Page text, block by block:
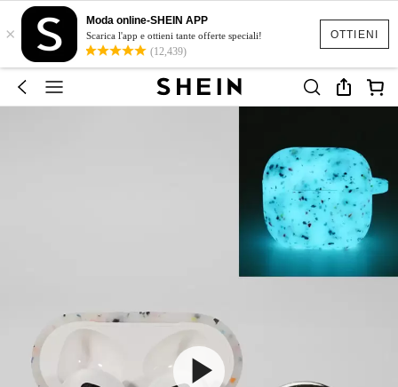
OTTIENI
×
Moda online-SHEIN APP
Scarica l'app e ottieni tante offerte speciali!
(12,439)